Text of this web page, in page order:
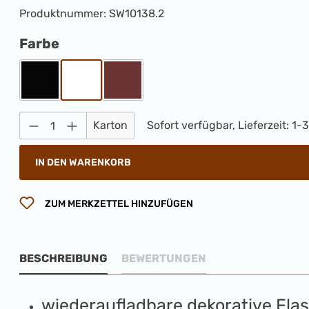
Produktnummer: SW10138.2
Farbeauswählen
Produkt Anzahl: Gib den
Karton Sofort verfügbar, Lieferzeit: 1-
IN DEN WARENKORB
ZUM MERKZETTEL HINZUFÜGEN
BESCHREIBUNG BEWERTUNGEN